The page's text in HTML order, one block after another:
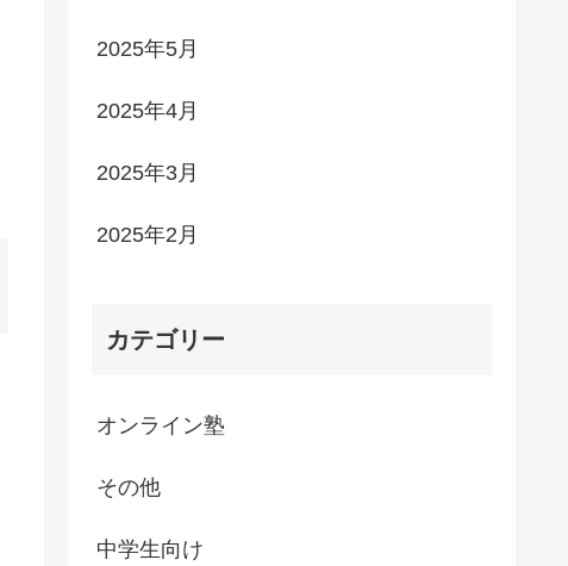
2025年5月
2025年4月
2025年3月
2025年2月
カテゴリー
オンライン塾
その他
中学生向け